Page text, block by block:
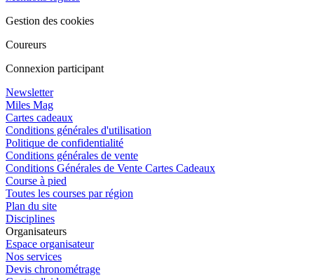
Gestion des cookies
Coureurs
Connexion participant
Newsletter
Miles Mag
Cartes cadeaux
Conditions générales d'utilisation
Politique de confidentialité
Conditions générales de vente
Conditions Générales de Vente Cartes Cadeaux
Course à pied
Toutes les courses par région
Plan du site
Disciplines
Organisateurs
Espace organisateur
Nos services
Devis chronométrage